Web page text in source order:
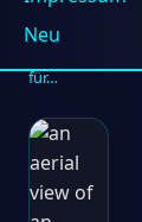
Neu
2026: Die
schönsten
für…